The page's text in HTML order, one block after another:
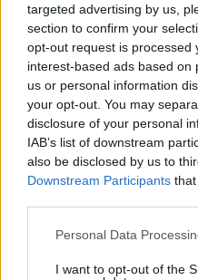
targeted advertising by us,
section to confirm your
opt-out request is processed
interest-based ads based on
us or personal information
your opt-out. You may
disclosure of your personal
IAB’s list of downstream
also be disclosed by us to
Downstream Participants
Please note that this
not limited to your visit or
Personal Data
I want to opt-out of the
Με την ίδια ποινή
τιμωρείται όποιος
σκοπό να τελέσει ή
τρομοκρατικού
στις δραστηριότητες
επίγνωση του
συμμετοχή θα
δραστηριότητες